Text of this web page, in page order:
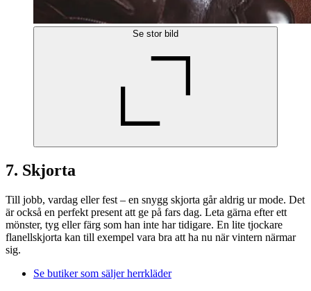
Se stor bild
7. Skjorta
Till jobb, vardag eller fest – en snygg skjorta går aldrig ur mode. Det
är också en perfekt present att ge på fars dag. Leta gärna efter ett
mönster, tyg eller färg som han inte har tidigare. En lite tjockare
flanellskjorta kan till exempel vara bra att ha nu när vintern närmar
sig.
Se butiker som säljer herrkläder